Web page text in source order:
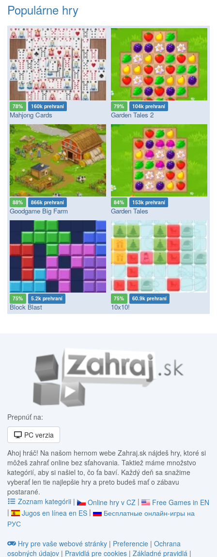
Populárne hry
78% 160k prehraní
Mahjong Cards
79% 104k prehraní
Garden Tales 2
88% 866k prehraní
Goodgame Big Farm
84% 153k prehraní
Garden Tales
75% 5.2k prehraní
Block Blast
75% 60.9k prehraní
10x10!
Prepnúť na:
PC verzia
Ahoj hráč! Na našom hernom webe Zahraj.sk nájdeš hry, ktoré si
môžeš zahrať online bez sťahovania. Taktiež máme množstvo
kategórií, aby si našiel to, čo ťa baví. Každý deň sa snažime
vyberať len tie najlepšie hry a preto budeš mať o zábavu
postarané.
Zoznam kategórii | Online hry v CZ |
Free Games in EN
|
Jugos en línea en ES |
Бесплатные онлайн-игры на
РУС
Hry pre vaše webové stránky | Preferencie | Ochrana
osobných údajov | Pravidlá pre cookies | Základné pravidlá |